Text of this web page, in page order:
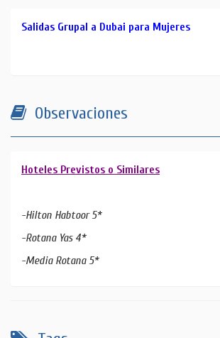
Salidas Grupal a Dubai para Mujeres
Observaciones
Hoteles Previstos o Similares
-Hilton Habtoor 5*
-Rotana Yas 4*
-Media Rotana 5*